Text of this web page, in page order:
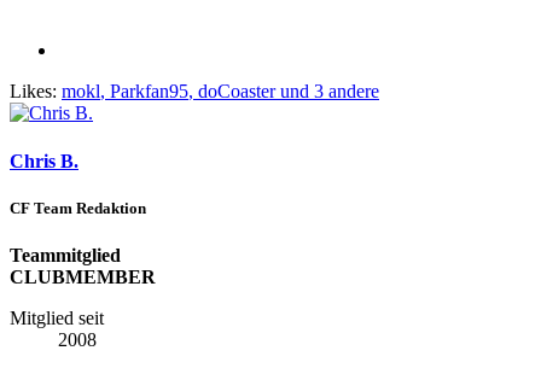
Likes: mokl, Parkfan95, doCoasterund 3 andere
Chris B.
CF Team Redaktion
Teammitglied
CLUBMEMBER
Mitglied seit
2008